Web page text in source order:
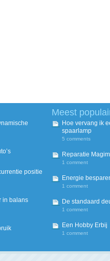
positie
in balans
Meest
Hoe vervang ik
spaarlamp
5 comments
Reparatie
1 comment
Energie
1 comment
De standaard
1 comment
Een Hobby Erbij
1 comment